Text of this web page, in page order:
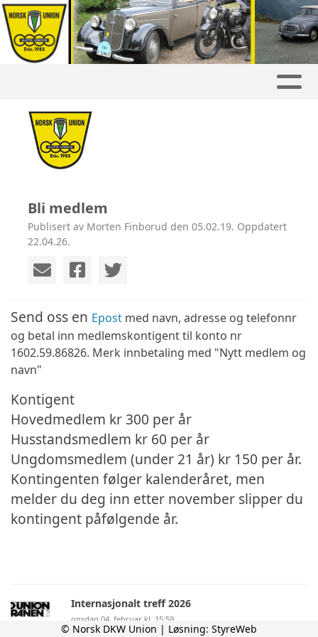
Bli medlem
Publisert av Morten Finborud den 05.02.19. Oppdatert
22.04.26.
Send oss en Epost med navn, adresse og telefonnr
og betal inn medlemskontigent til konto nr
1602.59.86826. Merk innbetaling med "Nytt medlem og
navn"
Kontigent
Hovedmedlem kr 300 per år
Husstandsmedlem kr 60 per år
Ungdomsmedlem (under 21 år) kr 150 per år.
Kontingenten følger kalenderåret, men
melder du deg inn etter november slipper du
kontingent påfølgende år.
Internasjonalt treff 2026
onsdag 04. februar kl. 15:59
© Norsk DKW Union | Løsning: StyreWeb